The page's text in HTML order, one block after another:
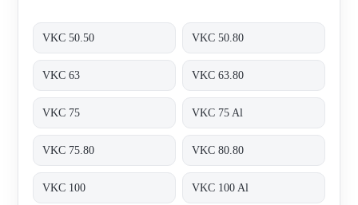
VKC 50.50 VKC 50.80
VKC 63 VKC 63.80
VKC 75 VKC 75 Al
VKC 75.80 VKC 80.80
VKC 100 VKC 100 Al